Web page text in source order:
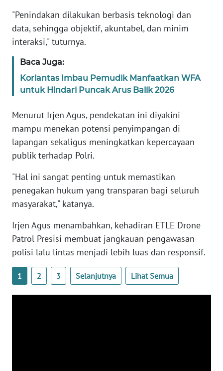
"Penindakan dilakukan berbasis teknologi dan
data, sehingga objektif, akuntabel, dan minim
interaksi," tuturnya.
Baca Juga:
Korlantas Imbau Pemudik Manfaatkan WFA
untuk Hindari Puncak Arus Balik 2026
Menurut Irjen Agus, pendekatan ini diyakini
mampu menekan potensi penyimpangan di
lapangan sekaligus meningkatkan kepercayaan
publik terhadap Polri.
"Hal ini sangat penting untuk memastikan
penegakan hukum yang transparan bagi seluruh
masyarakat," katanya.
Irjen Agus menambahkan, kehadiran ETLE Drone
Patrol Presisi membuat jangkauan pengawasan
polisi lalu lintas menjadi lebih luas dan responsif.
1 2 3 Selanjutnya Lihat Semua
News
Regional
WN
WN
JAKARTA
WN
JABAR
WN
WN
NTT
WN
KEPRI
WN
PAPUA